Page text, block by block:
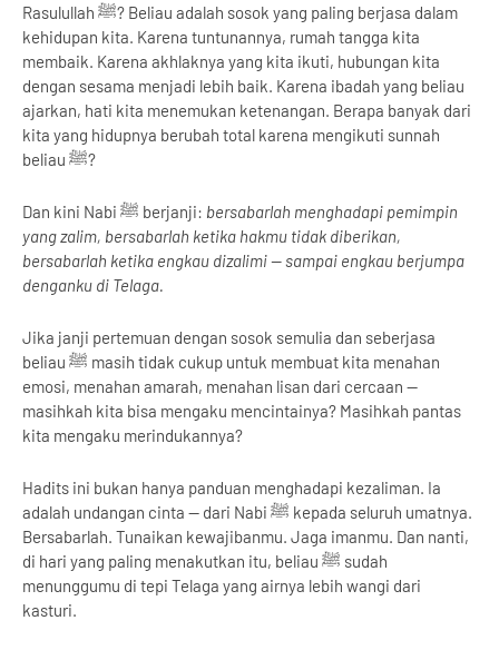
Rasulullah ﷺ? Beliau adalah sosok yang paling berjasa dalam
kehidupan kita. Karena tuntunannya, rumah tangga kita
membaik. Karena akhlaknya yang kita ikuti, hubungan kita
dengan sesama menjadi lebih baik. Karena ibadah yang beliau
ajarkan, hati kita menemukan ketenangan. Berapa banyak dari
kita yang hidupnya berubah total karena mengikuti sunnah
beliau ﷺ?
Dan kini Nabi ﷺ berjanji: bersabarlah menghadapi pemimpin
yang zalim, bersabarlah ketika hakmu tidak diberikan,
bersabarlah ketika engkau dizalimi — sampai engkau berjumpa
denganku di Telaga.
Jika janji pertemuan dengan sosok semulia dan seberjasa
beliau ﷺ masih tidak cukup untuk membuat kita menahan
emosi, menahan amarah, menahan lisan dari cercaan —
masihkah kita bisa mengaku mencintainya? Masihkah pantas
kita mengaku merindukannya?
Hadits ini bukan hanya panduan menghadapi kezaliman. Ia
adalah undangan cinta — dari Nabi ﷺ kepada seluruh umatnya.
Bersabarlah. Tunaikan kewajibanmu. Jaga imanmu. Dan nanti,
di hari yang paling menakutkan itu, beliau ﷺ sudah
menunggumu di tepi Telaga yang airnya lebih wangi dari
kasturi.